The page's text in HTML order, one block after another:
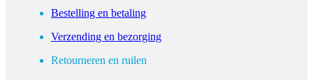
Bestelling en betaling
Verzending en bezorging
Retourneren en ruilen